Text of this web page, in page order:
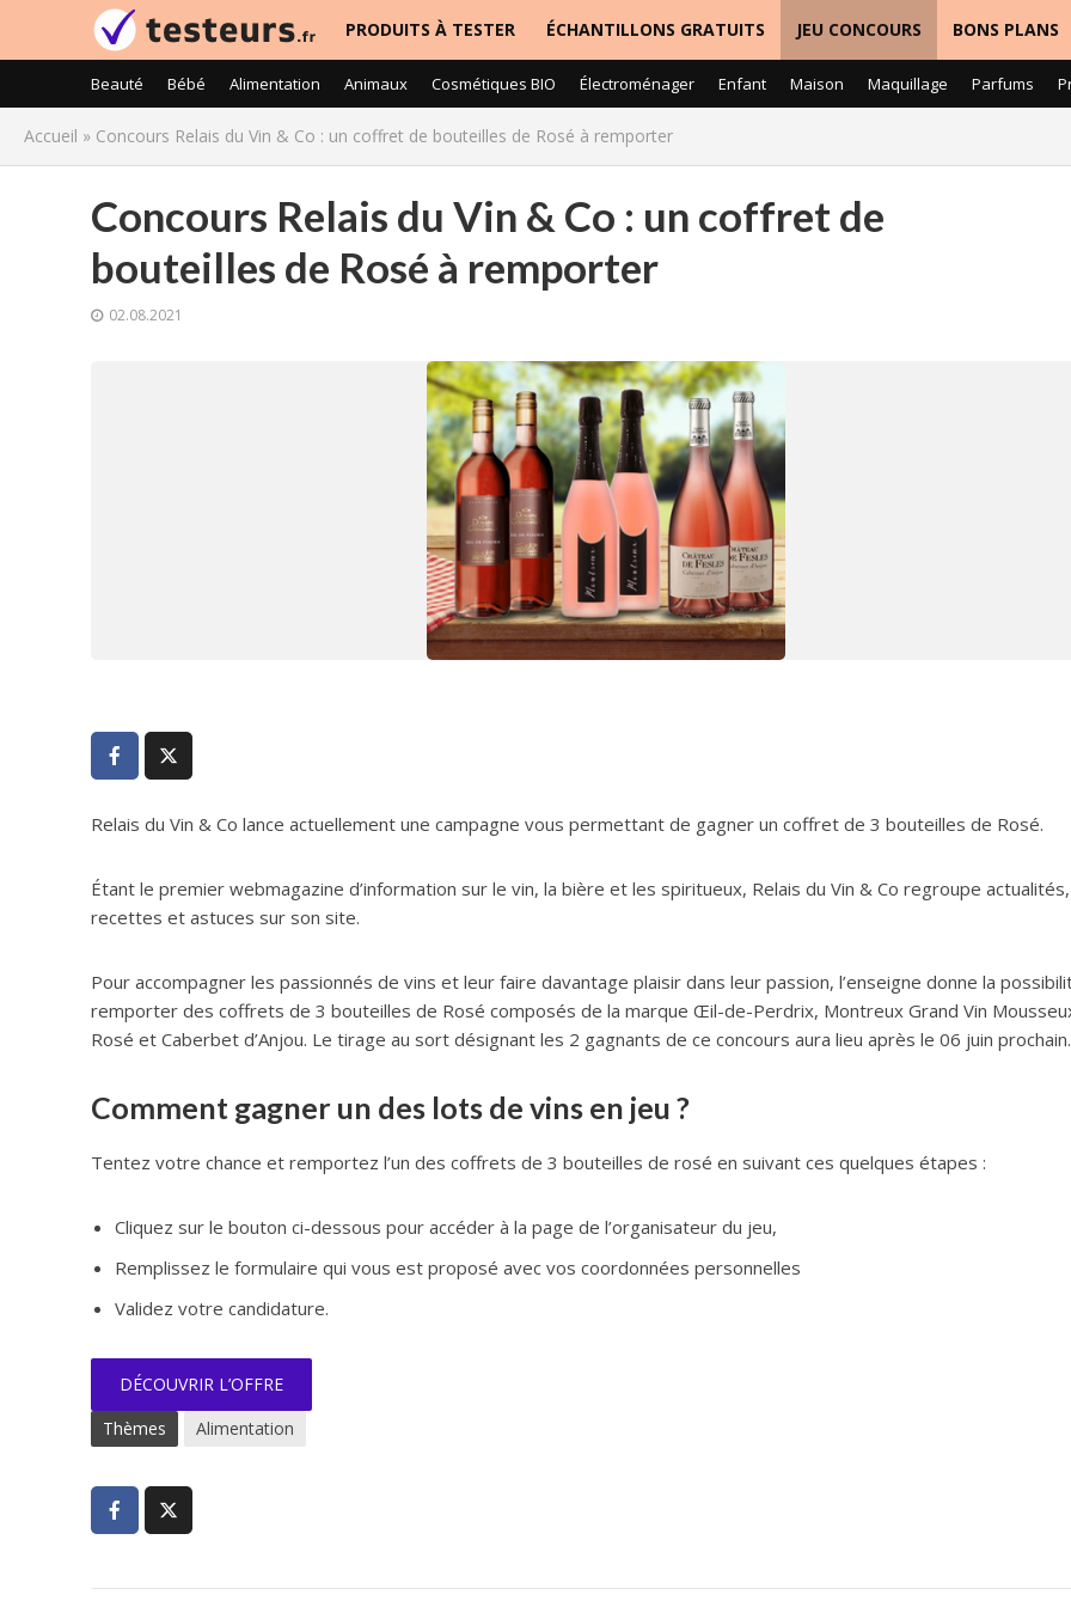
PRODUITS À TESTER ÉCHANTILLONS GRATUITS JEU CONCOURS BONS PLANS
Beauté Bébé Alimentation Animaux Cosmétiques BIO Électroménager Enfant Maison Maquillage Parfums
Accueil » Concours Relais du Vin & Co : un coffret de bouteilles de Rosé à remporter
Concours Relais du Vin & Co : un coffret de
bouteilles de Rosé à remporter
02.08.2021
Relais du Vin & Co lance actuellement une campagne vous permettant de gagner un coffret de 3 bouteilles de Rosé.
Étant le premier webmagazine d’information sur le vin, la bière et les spiritueux, Relais du Vin & Co regroupe actualités,
recettes et astuces sur son site.
Pour accompagner les passionnés de vins et leur faire davantage plaisir dans leur passion, l’enseigne donne la
remporter des coffrets de 3 bouteilles de Rosé composés de la marque Œil-de-Perdrix, Montreux Grand Vin
Rosé et Caberbet d’Anjou. Le tirage au sort désignant les 2 gagnants de ce concours aura lieu après le 06 juin prochain.
Comment gagner un des lots de vins en jeu ?
Tentez votre chance et remportez l’un des coffrets de 3 bouteilles de rosé en suivant ces quelques étapes :
Cliquez sur le bouton ci-dessous pour accéder à la page de l’organisateur du jeu,
Remplissez le formulaire qui vous est proposé avec vos coordonnées personnelles
Validez votre candidature.
DÉCOUVRIR L’OFFRE
Thèmes
Alimentation